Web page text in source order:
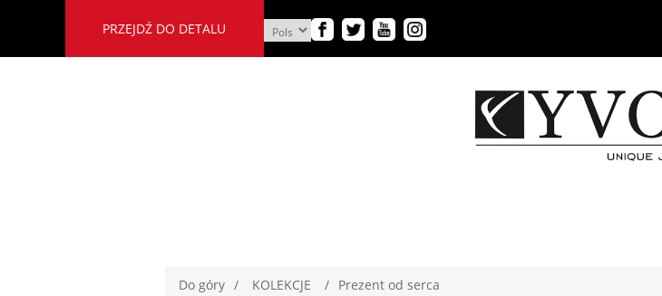
PRZEJDŹ DO DETALU
Do góry / KOLEKCJE / Prezent od serca